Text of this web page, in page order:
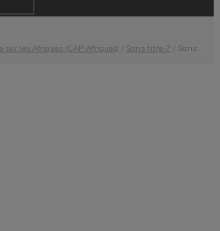
sur les Afriques (CAP-Afriques) / Sans titre-7 / Sans